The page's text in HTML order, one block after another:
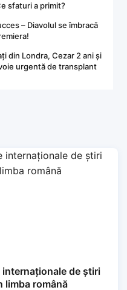
sfaturi a primit?
– Diavolul se îmbracă
din Londra, Cezar 2 ani și
urgentă de transplant
internaționale de știri
limba română